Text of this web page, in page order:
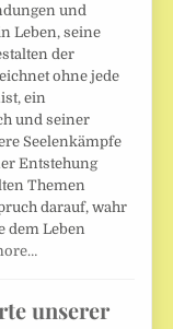
und
Leben, seine
der
ohne jede
ein
und seiner
Seelenkämpfe
Entstehung
Themen
darauf, wahr
dem Leben
unserer